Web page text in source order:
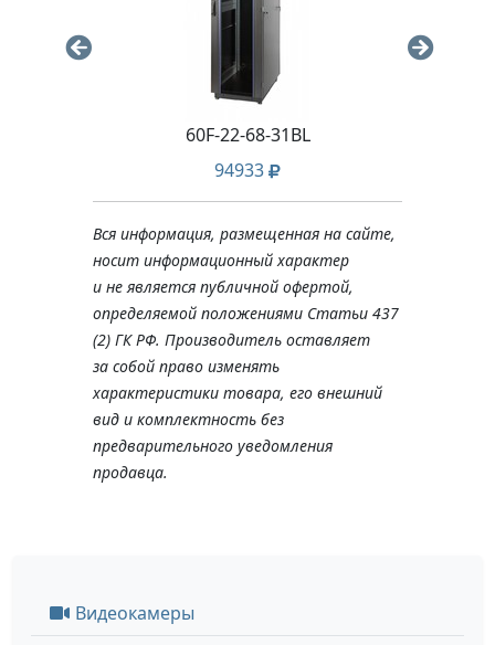
60F-22-68-31BL
94933
Вся информация, размещенная на сайте,
носит информационный характер
и не является публичной офертой,
определяемой положениями Статьи 437
(2) ГК РФ. Производитель оставляет
за собой право изменять
характеристики товара, его внешний
вид и комплектность без
предварительного уведомления
продавца.
Видеокамеры